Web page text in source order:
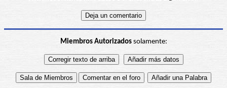
Miembros Autorizadossolamente: